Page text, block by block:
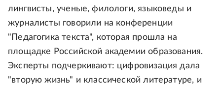
лингвисты, ученые, филологи, языковеды и
журналисты говорили на конференции
"Педагогика текста", которая прошла на
площадке Российской академии образования.
Эксперты подчеркивают: цифровизация дала
"вторую жизнь" и классической литературе, и